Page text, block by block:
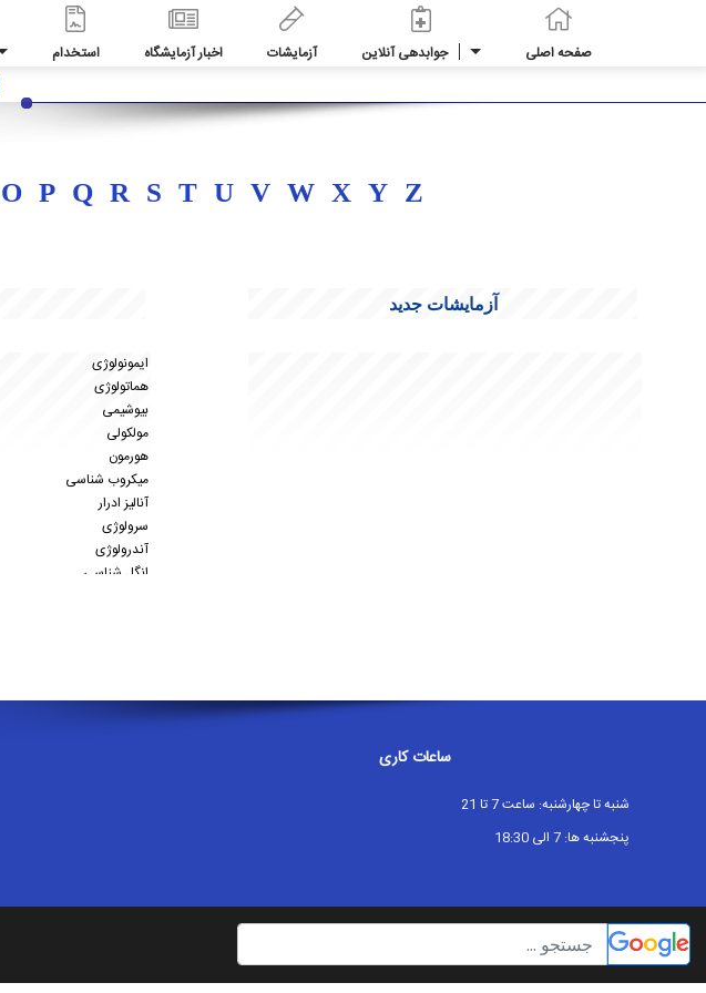
استخدام اخبار آزمایشگاه آزمایشات جوابدهی آنلاین صفحه اصلی
O P Q R S T U V W X Y Z
آزمایشات جدید
ساعات کاری
شنبه تا چهارشنبه: ساعت 7 تا 21
پنجشنبه ها: 7 الی 18:30